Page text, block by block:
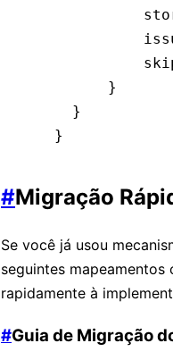
      }
  }
}
#Migração
Se você já usou
seguintes
rapidamente à
#Guia de Migração